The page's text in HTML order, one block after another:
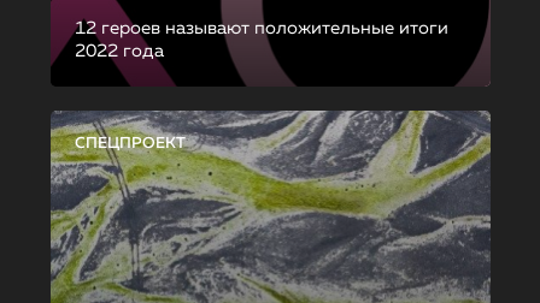
12 героев называют положительные итоги
2022 года
СПЕЦПРОЕКТ